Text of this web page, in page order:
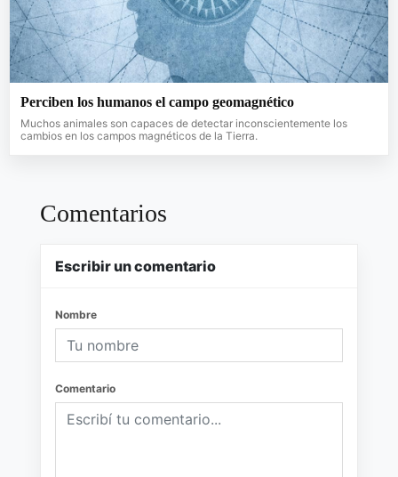
Perciben los humanos el campo geomagnético
Muchos animales son capaces de detectar inconscientemente los
cambios en los campos magnéticos de la Tierra.
Comentarios
Escribir un comentario
Nombre
Comentario